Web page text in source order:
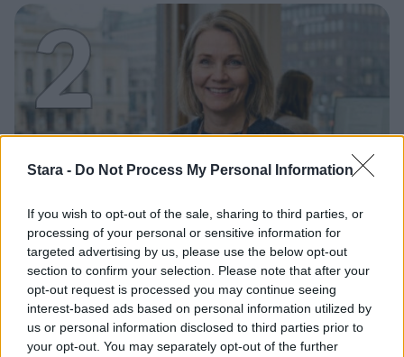
Stara - Do Not Process My Personal Information
If you wish to opt-out of the sale, sharing to third parties, or
processing of your personal or sensitive information for
targeted advertising by us, please use the below opt-out
section to confirm your selection. Please note that after your
opt-out request is processed you may continue seeing
interest-based ads based on personal information utilized by
us or personal information disclosed to third parties prior to
your opt-out. You may separately opt-out of the further
2
UUTISET
Työnantaja ei hyväksynyt
etälääkärin
sairauslomatodistuksia – neljälle
ei maksettu sairausajan palkkaa